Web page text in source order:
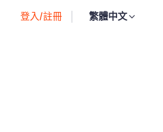
登入/註冊 繁體中文